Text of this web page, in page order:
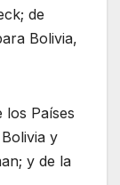
de
Bolivia,
los Países
y
y de la